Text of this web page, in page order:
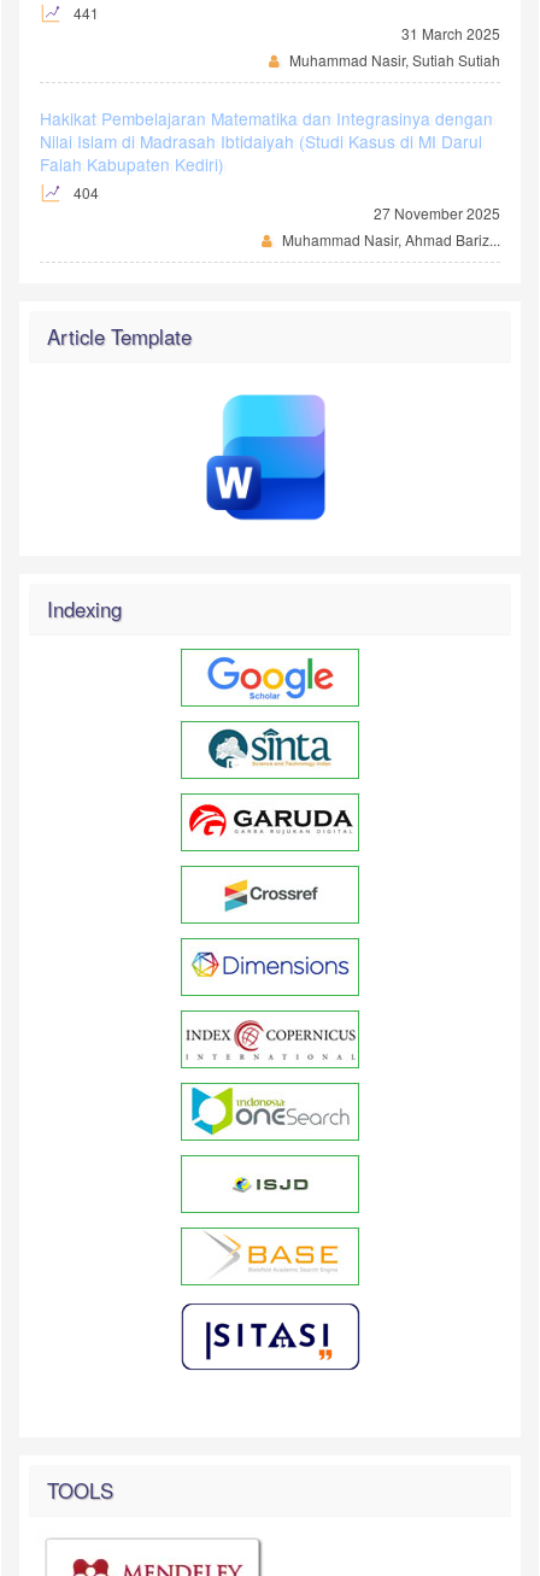
441
31 March 2025
Muhammad Nasir, Sutiah Sutiah
Hakikat Pembelajaran Matematika dan Integrasinya dengan
Nilai Islam di Madrasah Ibtidaiyah (Studi Kasus di MI Darul
Falah Kabupaten Kediri)
404
27 November 2025
Muhammad Nasir, Ahmad Bariz...
Article Template
Indexing
TOOLS